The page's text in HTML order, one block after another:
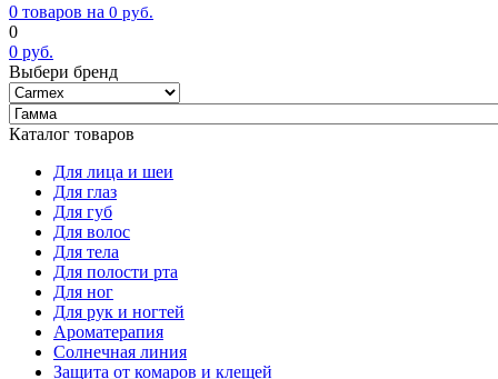
0 товаров на 0 руб.
0
0 руб.
Выбери бренд
Каталог товаров
Для лица и шеи
Для глаз
Для губ
Для волос
Для тела
Для полости рта
Для ног
Для рук и ногтей
Ароматерапия
Солнечная линия
Защита от комаров и клещей